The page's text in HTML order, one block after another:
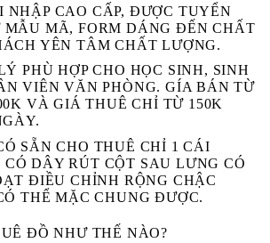
NHẬP CAO CẤP, ĐƯỢC TUYỂN
MẪU MÃ, FORM DÁNG ĐẾN CHẤT
YÊN TÂM CHẤT LƯỢNG.
PHÙ HỢP CHO HỌC SINH, SINH
VIÊN VĂN PHÒNG. GÍA BÁN TỪ
VÀ GIÁ THUÊ CHỈ TỪ 150K
SẴN CHO THUÊ CHỈ 1 CÁI
DÂY RÚT CỘT SAU LƯNG CÓ
ĐIỀU CHỈNH RỘNG CHẬC
THỂ MẶC CHUNG ĐƯỢC.
ĐỒ NHƯ THẾ NÀO?